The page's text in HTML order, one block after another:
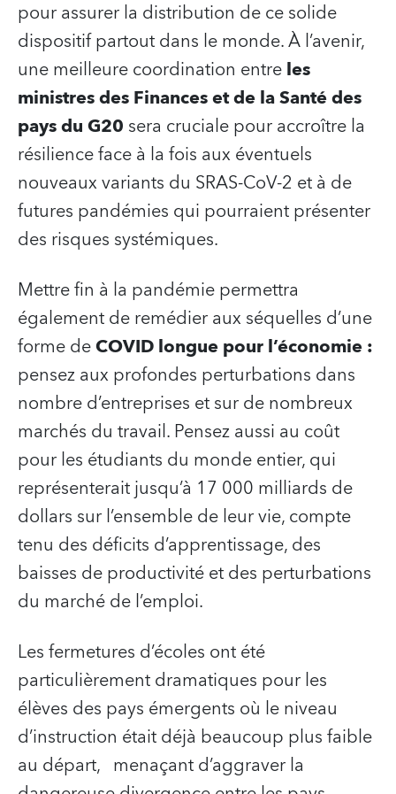
pour assurer la distribution de ce solide
dispositif partout dans le monde. À l’avenir,
une meilleure coordination entreles
ministres des Finances et de la Santé des
pays du G20 sera cruciale pour accroître la
résilience face à la fois aux éventuels
nouveaux variants du SRAS-CoV-2 et à de
futures pandémies qui pourraient présenter
des risques systémiques.
Mettre fin à la pandémie permettra
également de remédier aux séquelles d’une
forme deCOVID longue pour l’économie :
pensez aux profondes perturbations dans
nombre d’entreprises et sur de nombreux
marchés du travail. Pensez aussi au coût
pour les étudiants du monde entier, qui
représenterait jusqu’à 17 000 milliards de
dollars sur l’ensemble de leur vie, compte
tenu des déficits d’apprentissage, des
baisses de productivité et des perturbations
du marché de l’emploi.
Les fermetures d’écoles ont été
particulièrement dramatiques pour les
élèves des pays émergents où le niveau
d’instruction était déjà beaucoup plus faible
au départ, menaçant d’aggraver la